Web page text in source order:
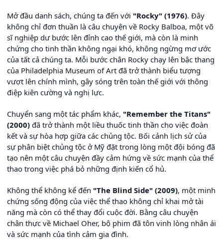
Mở đầu danh sách, chúng ta đến với "Rocky" (1976). Đây
không chỉ đơn thuần là câu chuyện về Rocky Balboa, một võ
sĩ nghiệp dư bước lên đỉnh cao thế giới, mà còn là minh
chứng cho tinh thần không ngại khó, không ngừng mơ ước
của tất cả chúng ta. Mỗi bước chân Rocky chạy lên bậc thang
của Philadelphia Museum of Art đã trở thành biểu tượng
vượt lên chính mình, gây sóng trên toàn thế giới với thông
điệp kiên cường và nghị lực.
Chuyển sang một tác phẩm khác, "Remember the Titans"
(2000) đã trở thành một liều thuốc tinh thần cho việc đoàn
kết và sự hòa hợp giữa các chủng tộc. Bối cảnh lịch sử của
sự phân biệt chủng tộc ở Mỹ đặt trong lòng một đội bóng đã
tạo nên một câu chuyện đầy cảm hứng về sức mạnh của thể
thao trong việc phá bỏ những định kiến cổ hủ.
Không thể không kể đến "The Blind Side" (2009), một minh
chứng sống động của việc thể thao không chỉ khai mở tài
năng mà còn có thể thay đổi cuộc đời. Bằng câu chuyện
chân thực về Michael Oher, bộ phim đã tôn vinh lòng nhân ái
và sức mạnh của tình cảm gia đình.